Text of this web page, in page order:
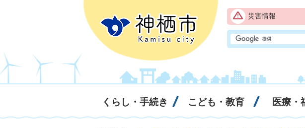
災害情報
くらし・手続き こども・教育 医療・